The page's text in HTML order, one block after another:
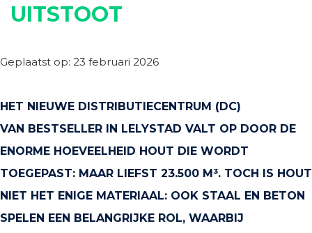
UITSTOOT
Geplaatst op: 23 februari 2026
HET NIEUWE DISTRIBUTIECENTRUM (DC)
VAN BESTSELLER IN LELYSTAD VALT OP DOOR DE
ENORME HOEVEELHEID HOUT DIE WORDT
TOEGEPAST: MAAR LIEFST 23.500 M³. TOCH IS HOUT
NIET HET ENIGE MATERIAAL: OOK STAAL EN BETON
SPELEN EEN BELANGRIJKE ROL, WAARBIJ